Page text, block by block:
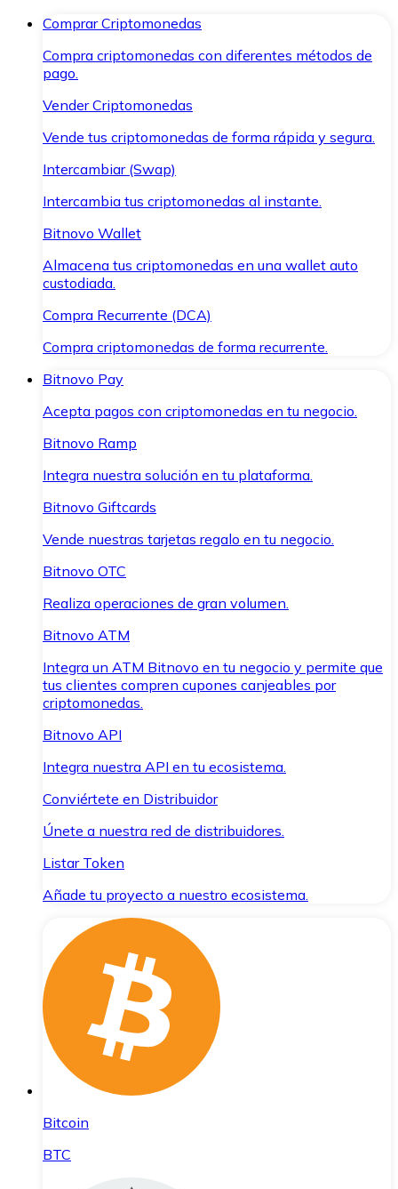
Comprar Criptomonedas
Compra criptomonedas con diferentes métodos de
pago.
Vender Criptomonedas
Vende tus criptomonedas de forma rápida y segura.
Intercambiar (Swap)
Intercambia tus criptomonedas al instante.
Bitnovo Wallet
Almacena tus criptomonedas en una wallet auto
custodiada.
Compra Recurrente (DCA)
Compra criptomonedas de forma recurrente.
Bitnovo Pay
Acepta pagos con criptomonedas en tu negocio.
Bitnovo Ramp
Integra nuestra solución en tu plataforma.
Bitnovo Giftcards
Vende nuestras tarjetas regalo en tu negocio.
Bitnovo OTC
Realiza operaciones de gran volumen.
Bitnovo ATM
Integra un ATM Bitnovo en tu negocio y permite que
tus clientes compren cupones canjeables por
criptomonedas.
Bitnovo API
Integra nuestra API en tu ecosistema.
Conviértete en Distribuidor
Únete a nuestra red de distribuidores.
Listar Token
Añade tu proyecto a nuestro ecosistema.
Bitcoin
BTC